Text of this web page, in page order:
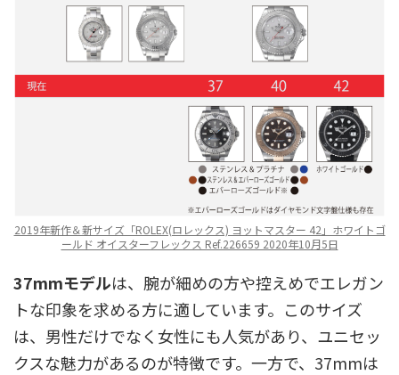
2019年新作＆新サイズ「ROLEX(ロレックス) ヨットマスター 42」ホワイトゴ
ールド オイスターフレックス Ref.226659 2020年10月5日
37mmモデルは、腕が細めの方や控えめでエレガン
トな印象を求める方に適しています。このサイズ
は、男性だけでなく女性にも人気があり、ユニセッ
クスな魅力があるのが特徴です。一方で、37mmは